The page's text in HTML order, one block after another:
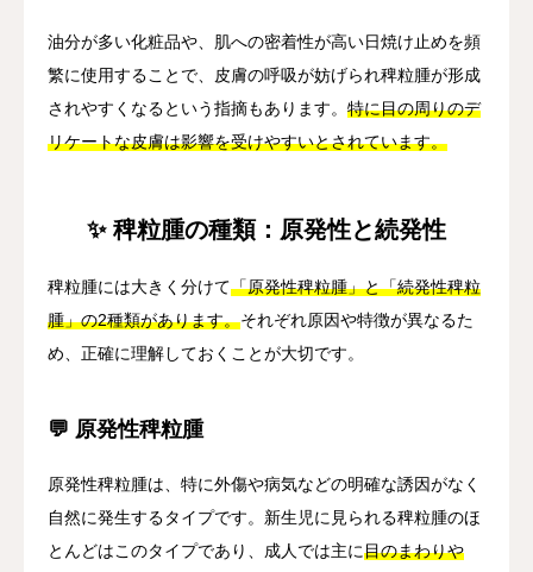
油分が多い化粧品や、肌への密着性が高い日焼け止めを頻
繁に使用することで、皮膚の呼吸が妨げられ稗粒腫が形成
されやすくなるという指摘もあります。 特に目の周りのデ
リケートな皮膚は影響を受けやすいとされています。
✨ 稗粒腫の種類：原発性と続発性
稗粒腫には大きく分けて「原発性稗粒腫」と「続発性稗粒
腫」の2種類があります。それぞれ原因や特徴が異なるた
め、正確に理解しておくことが大切です。
💬 原発性稗粒腫
原発性稗粒腫は、特に外傷や病気などの明確な誘因がなく
自然に発生するタイプです。新生児に見られる稗粒腫のほ
とんどはこのタイプであり、成人では主に目のまわりや